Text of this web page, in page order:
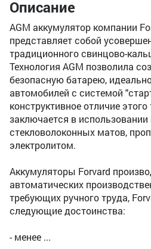
Описание
AGM аккумулятор компании
представляет собой
традиционного свинцово-
Технология AGM позволила
безопасную батарею,
автомобилей с системой
конструктивное отличие
заключается в
стекловолоконных матов,
электролитом.
Аккумуляторы Forvard
автоматических
требующих ручного труда,
следующие достоинства:
- менее ...